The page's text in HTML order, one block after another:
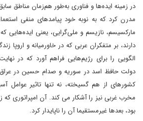
در زمینه ایده‌ها و فناوری به‌طور هم‌زمان مناطق سابق
مدرن کرد که به نوبه خود پیامدهای منفی
مارکسیسم، نازیسم و ملی‌گرایی، یعنی
دارند، بر متفکران عربی که در خاورمیانه و اروپا
الگویی را برای رژیم‌هایی فراهم آورد که در
دولت حافظ اسد در سوریه و صدام حسین در
کشورهای از هم گسیخته، نه تنها تاثیر عوامل
مخرب غربی نیز را آشکار می کند. آن امپراتوری که
بود، بعدها غیرمستقیما آن را ناپایدار کرد.